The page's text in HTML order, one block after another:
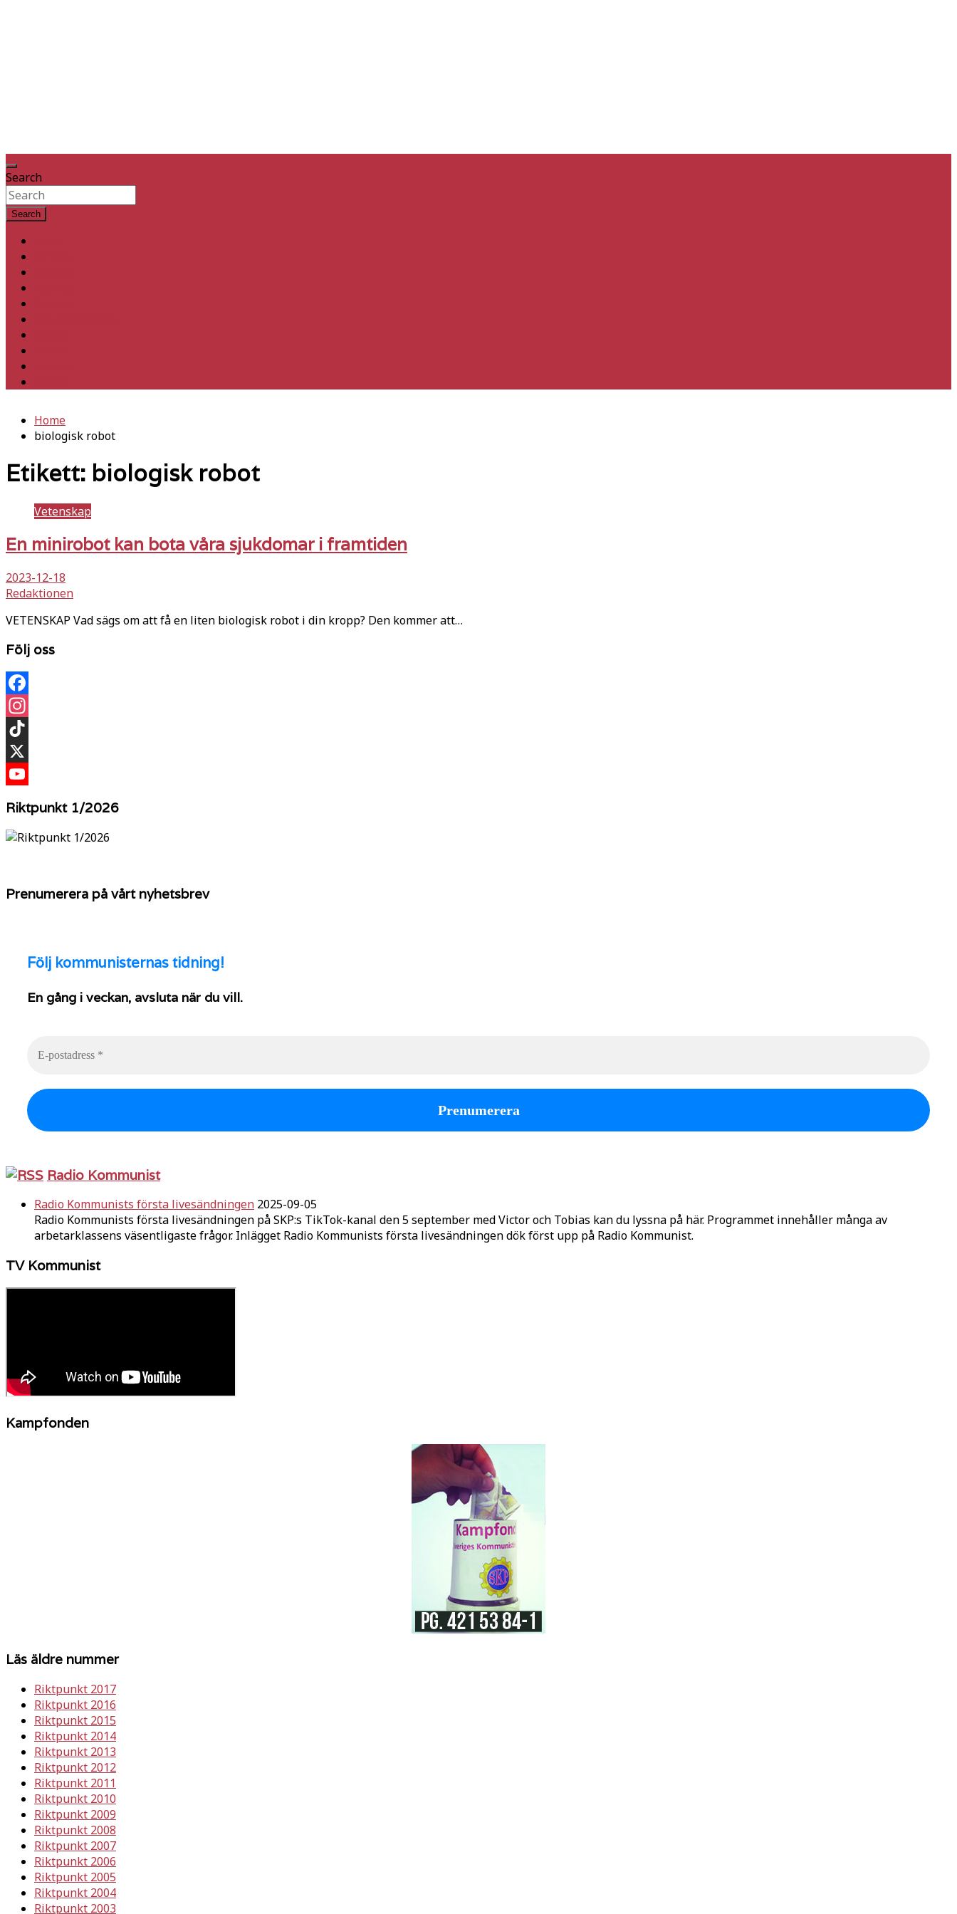
Search
Search
Home
biologisk robot
Etikett: biologisk robot
Vetenskap
En minirobot kan bota våra sjukdomar i framtiden
2023-12-18
Redaktionen
VETENSKAP Vad sägs om att få en liten biologisk robot i din kropp? Den kommer att…
Följ oss
Facebook
Instagram
TikTok
X
Riktpunkt 1/2026
Prenumerera på vårt nyhetsbrev
Följ kommunisternas tidning!
En gång i veckan, avsluta när du vill.
Radio Kommunist
Radio Kommunists första livesändningen 2025-09-05
Radio Kommunists första livesändningen på SKP:s TikTok-kanal den 5 september med Victor och Tobias kan du lyssna på här. Programmet innehåller många av
arbetarklassens väsentligaste frågor. Inlägget Radio Kommunists första livesändningen dök först upp på Radio Kommunist.
TV Kommunist
Kampfonden
Läs äldre nummer
Riktpunkt 2017
Riktpunkt 2016
Riktpunkt 2015
Riktpunkt 2014
Riktpunkt 2013
Riktpunkt 2012
Riktpunkt 2011
Riktpunkt 2010
Riktpunkt 2009
Riktpunkt 2008
Riktpunkt 2007
Riktpunkt 2006
Riktpunkt 2005
Riktpunkt 2004
Riktpunkt 2003